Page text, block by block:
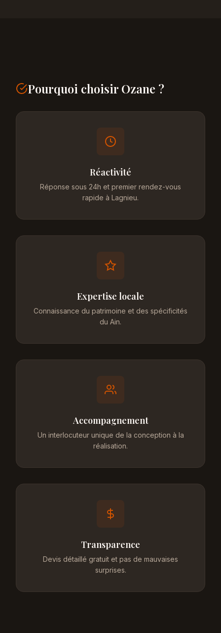
Pourquoi choisir Ozane ?
Réactivité
Réponse sous 24h et premier rendez-vous
rapide à Lagnieu.
Expertise locale
Connaissance du patrimoine et des spécificités
du Ain.
Accompagnement
Un interlocuteur unique de la conception à la
réalisation.
Transparence
Devis détaillé gratuit et pas de mauvaises
surprises.